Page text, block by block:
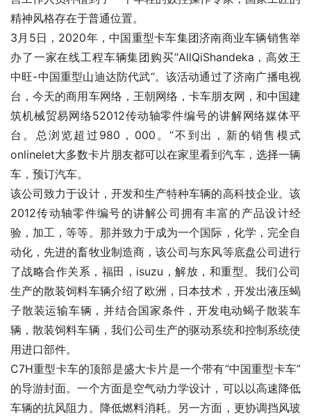
精神风格存在于普通位置。
3月5日，2020年，中国重型卡车集团济南商业车辆销售举
办了一家在线工程车辆集团购买“AllQiShandeka，高效王
中旺-中国重型山迪达防代武“。该活动通过了济南广播电视
台，今天的商用车网络，王朝网络，卡车朋友网，和中国建
筑机械贸易网络52012传动轴零件编号的讲解网络媒体平
台。总浏览超过980，000。“不到出，新的销售模式
onlinelet大多数卡片朋友都可以在家里看到汽车，选择一辆
车，预订汽车。
该公司致力于设计，开发和生产特种车辆的高科技企业。该
2012传动轴零件编号的讲解公司拥有丰富的产品设计经
验，加工，等等。那并致力于成为一个国际，化学，完全自
动化，先进的畜牧业制造商，该公司与东风等底盘公司进行
了战略合作关系，福田，isuzu，解放，和重型。我们公司
生产的散装饲料车辆介绍了欧洲，日本技术，开发出液压蝎
子散装运输车辆，并结合国家条件，开发电动蝎子散装车
辆，散装饲料车辆，我们公司生产的驱动系统和控制系统使
用进口部件。
C7H重型卡车的顶部是盛大卡片是一个带有“中国重型卡车”
的导游封面。一个方面是空气动力学设计，可以以高速降低
车辆的抗风阻力。降低燃料消耗。另一方面，更协调挡风玻